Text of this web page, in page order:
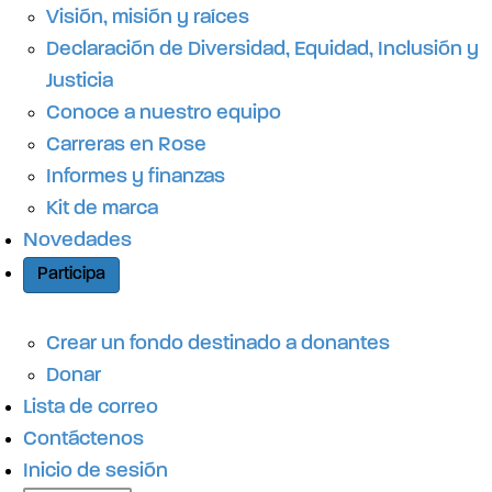
á
p
i
d
o
Visión, misión y raíces
Declaración de Diversidad, Equidad, Inclusión y
Justicia
Conoce a nuestro equipo
Carreras en Rose
Informes y finanzas
Kit de marca
Novedades
Participa
Crear un fondo destinado a donantes
Donar
Lista de correo
Contáctenos
Inicio de sesión